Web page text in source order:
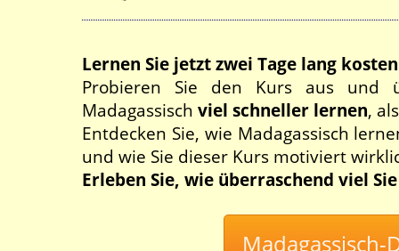
Lernen Sie jetzt zwei Tage lang
Probieren Sie den Kurs aus und
Madagassisch viel schneller lernen,
Entdecken Sie, wie Madagassisch
und wie Sie dieser Kurs motiviert
Erleben Sie, wie überraschend viel